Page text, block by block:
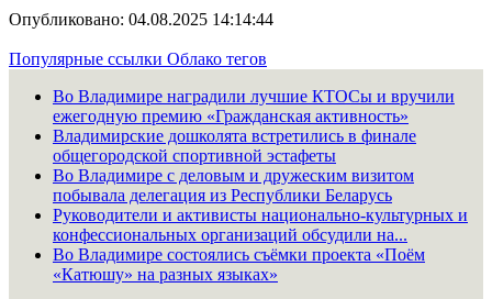
Опубликовано: 04.08.2025 14:14:44
Популярные ссылки Облако тегов
Во Владимире наградили лучшие КТОСы и вручили
ежегодную премию «Гражданская активность»
Владимирские дошколята встретились в финале
общегородской спортивной эстафеты
Во Владимире с деловым и дружеским визитом
побывала делегация из Республики Беларусь
Руководители и активисты национально-культурных и
конфессиональных организаций обсудили на...
Во Владимире состоялись съёмки проекта «Поём
«Катюшу» на разных языках»